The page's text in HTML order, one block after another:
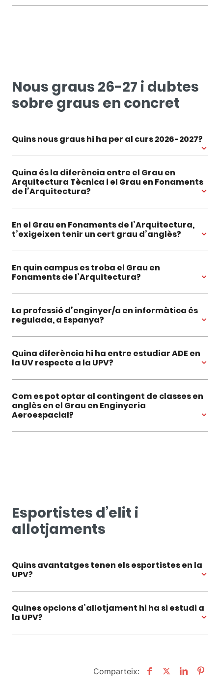
Nous graus 26-27 i dubtes
sobre graus en concret
Quins nous graus hi ha per al curs 2026-2027?
Quina és la diferència entre el Grau en
Arquitectura Tècnica i el Grau en Fonaments
de l’Arquitectura?
En el Grau en Fonaments de l’Arquitectura,
t’exigeixen tenir un cert grau d’anglès?
En quin campus es troba el Grau en
Fonaments de l’Arquitectura?
La professió d’enginyer/a en informàtica és
regulada, a Espanya?
Quina diferència hi ha entre estudiar ADE en
la UV respecte a la UPV?
Com es pot optar al contingent de classes en
anglès en el Grau en Enginyeria
Aeroespacial?
Esportistes d’elit i
allotjaments
Quins avantatges tenen els esportistes en la
UPV?
Quines opcions d’allotjament hi ha si estudi a
la UPV?
Comparteix: